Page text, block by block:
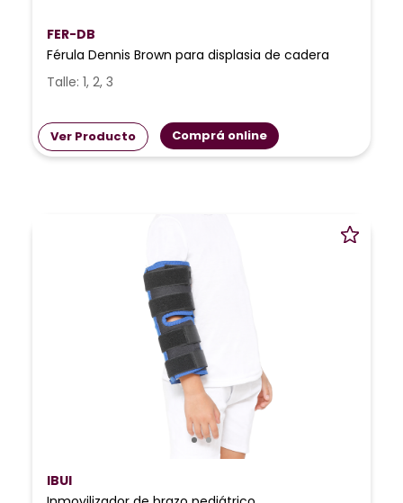
FER-DB
Férula Dennis Brown para displasia de cadera
Talle: 1, 2, 3
Ver Producto Comprá online
IBUI